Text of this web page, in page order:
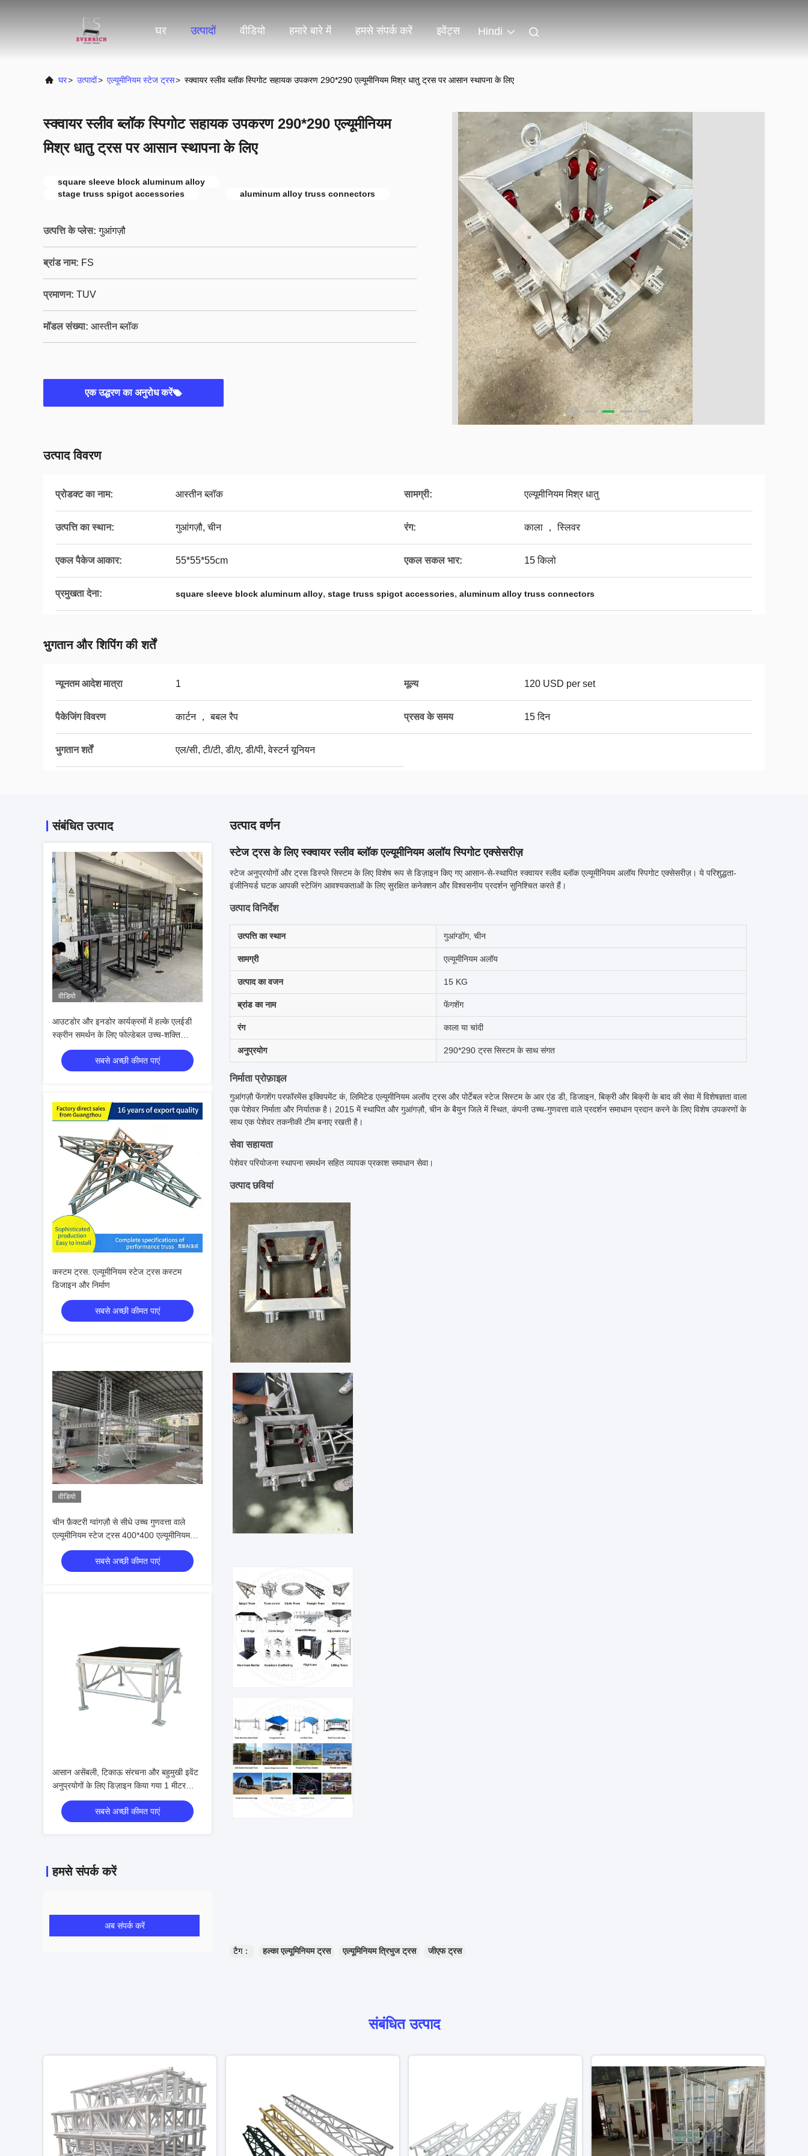
घर उत्पादों वीडियो हमारे बारे में हमसे संपर्क करें इवेंट्स Hindi
घर> उत्पादों> एल्यूमीनियम स्टेज ट्रस> स्क्वायर स्लीव ब्लॉक स्पिगोट सहायक उपकरण 290*290 एल्यूमीनियम मिश्र धातु ट्रस पर आसान स्थापना के लिए
स्क्वायर स्लीव ब्लॉक स्पिगोट सहायक उपकरण 290*290 एल्यूमीनियम
मिश्र धातु ट्रस पर आसान स्थापना के लिए
square sleeve block aluminum alloy
stage truss spigot accessories
aluminum alloy truss connectors
उत्पत्ति के प्लेस: गुआंगज़ौ
ब्रांड नाम: FS
प्रमाणन: TUV
मॉडल संख्या: आस्तीन ब्लॉक
एक उद्धरण का अनुरोध करें
उत्पाद विवरण
प्रोडक्ट का नाम: आस्तीन ब्लॉक सामग्री: एल्यूमीनियम मिश्र धातु
उत्पत्ति का स्थान: गुआंगज़ौ, चीन रंग: काला ， स्लिवर
एकल पैकेज आकार: 55*55*55cm एकल सकल भार: 15 किलो
प्रमुखता देना: square sleeve block aluminum alloy, stage truss spigot accessories, aluminum alloy truss connectors
भुगतान और शिपिंग की शर्तें
न्यूनतम आदेश मात्रा 1 मूल्य 120 USD per set
पैकेजिंग विवरण कार्टन ， बबल रैप प्रसव के समय 15 दिन
भुगतान शर्तें एल/सी, टी/टी, डी/ए, डी/पी, वेस्टर्न यूनियन
संबंधित उत्पाद
वीडियो
आउटडोर और इनडोर कार्यक्रमों में हल्के एलईडी
स्क्रीन समर्थन के लिए फोल्डेबल उच्च-शक्ति
एल्यूमीनियम मिश्र धातु स्टेज स्क्रीन ट्रस
सबसे अच्छी कीमत पाएं
कस्टम ट्रस. एल्यूमीनियम स्टेज ट्रस कस्टम
डिजाइन और निर्माण
सबसे अच्छी कीमत पाएं
वीडियो
चीन फ़ैक्टरी ग्वांगज़ौ से सीधे उच्च गुणवत्ता वाले
एल्यूमीनियम स्टेज ट्रस 400*400 एल्यूमीनियम
सबसे अच्छी कीमत पाएं
आसान असेंबली, टिकाऊ संरचना और बहुमुखी इवेंट
अनुप्रयोगों के लिए डिज़ाइन किया गया 1 मीटर
ऊंचाई का एल्यूमीनियम स्टेज ट्रस स्टेज टेबल
सबसे अच्छी कीमत पाएं
हमसे संपर्क करें
अब संपर्क करें
उत्पाद वर्णन
स्टेज ट्रस के लिए स्क्वायर स्लीव ब्लॉक एल्यूमीनियम अलॉय स्पिगोट एक्सेसरीज़
स्टेज अनुप्रयोगों और ट्रस डिस्प्ले सिस्टम के लिए विशेष रूप से डिज़ाइन किए गए आसान-से-स्थापित स्क्वायर स्लीव ब्लॉक एल्यूमीनियम अलॉय स्पिगोट एक्सेसरीज़। ये परिशुद्धता-
इंजीनियर्ड घटक आपकी स्टेजिंग आवश्यकताओं के लिए सुरक्षित कनेक्शन और विश्वसनीय प्रदर्शन सुनिश्चित करते हैं।
उत्पाद विनिर्देश
उत्पत्ति का स्थान गुआंग्डोंग, चीन
सामग्री एल्यूमीनियम अलॉय
उत्पाद का वजन 15 KG
ब्रांड का नाम फेंगशेंग
रंग काला या चांदी
अनुप्रयोग 290*290 ट्रस सिस्टम के साथ संगत
निर्माता प्रोफ़ाइल
गुआंगज़ौ फेंगशेंग परफॉरमेंस इक्विपमेंट कं, लिमिटेड एल्यूमीनियम अलॉय ट्रस और पोर्टेबल स्टेज सिस्टम के आर एंड डी, डिजाइन, बिक्री और बिक्री के बाद की सेवा में विशेषज्ञता वाला
एक पेशेवर निर्माता और निर्यातक है। 2015 में स्थापित और गुआंगज़ौ, चीन के बैयुन जिले में स्थित, कंपनी उच्च-गुणवत्ता वाले प्रदर्शन समाधान प्रदान करने के लिए विशेष उपकरणों के
साथ एक पेशेवर तकनीकी टीम बनाए रखती है।
सेवा सहायता
पेशेवर परियोजना स्थापना समर्थन सहित व्यापक प्रकाश समाधान सेवा।
उत्पाद छवियां
टैग： हल्का एल्यूमिनियम ट्रस एल्यूमिनियम त्रिभुज ट्रस जीएफ ट्रस
संबंधित उत्पाद